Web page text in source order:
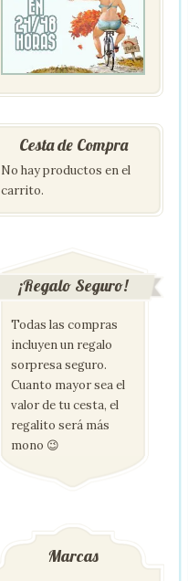
Cesta de Compra
No hay productos en el
carrito.
¡Regalo Seguro!
Todas las compras
incluyen un regalo
sorpresa seguro.
Cuanto mayor sea el
valor de tu cesta, el
regalito será más
mono 😉
Marcas